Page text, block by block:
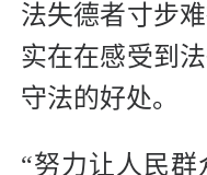
法失德者寸步
实在在感受到
守法的好处。
“努力让人民群